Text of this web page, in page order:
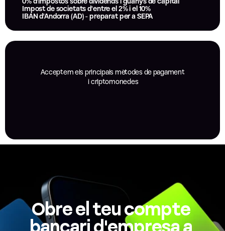
Impost de societats d'entre el 2% i el 10%
IBAN d'Andorra (AD) - preparat per a SEPA
Acceptem els principals mètodes de pagament
i criptomonedes
Obre el teu compte